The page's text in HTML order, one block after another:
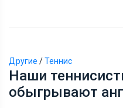
Другие /Теннис
Наши
обыгрывают